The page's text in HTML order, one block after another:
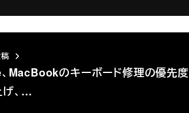
MacBookのキーボード修理の優先度
げ、…